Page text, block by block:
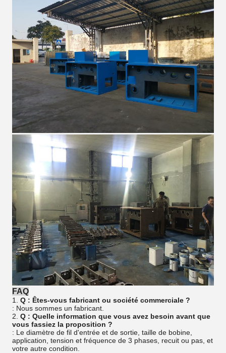
FAQ
1. Q : Êtes-vous fabricant ou société commerciale ?
: Nous sommes un fabricant.
2. Q : Quelle information que vous avez besoin avant que
vous fassiez la proposition ?
: Le diamètre de fil d'entrée et de sortie, taille de bobine,
application, tension et fréquence de 3 phases, recuit ou pas, et
votre autre condition.